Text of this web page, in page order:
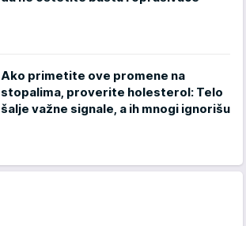
Ako primetite ove promene na
stopalima, proverite holesterol: Telo
šalje važne signale, a ih mnogi ignorišu